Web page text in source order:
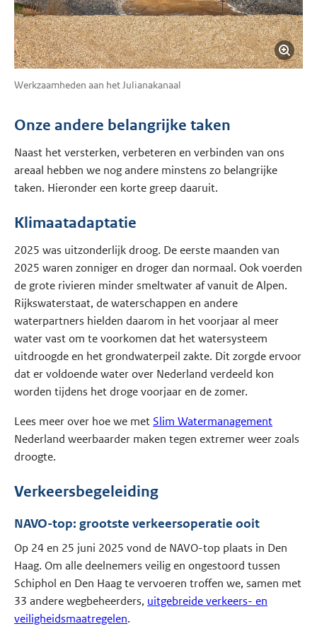
Werkzaamheden aan het Julianakanaal
Onze andere belangrijke taken
Naast het versterken, verbeteren en verbinden van ons
areaal hebben we nog andere minstens zo belangrijke
taken. Hieronder een korte greep daaruit.
Klimaatadaptatie
2025 was uitzonderlijk droog. De eerste maanden van
2025 waren zonniger en droger dan normaal. Ook voerden
de grote rivieren minder smeltwater af vanuit de Alpen.
Rijkswaterstaat, de waterschappen en andere
waterpartners hielden daarom in het voorjaar al meer
water vast om te voorkomen dat het watersysteem
uitdroogde en het grondwaterpeil zakte. Dit zorgde ervoor
dat er voldoende water over Nederland verdeeld kon
worden tijdens het droge voorjaar en de zomer.
Lees meer over hoe we met Slim Watermanagement
Nederland weerbaarder maken tegen extremer weer zoals
droogte.
Verkeersbegeleiding
NAVO-top: grootste verkeersoperatie ooit
Op 24 en 25 juni 2025 vond de NAVO-top plaats in Den
Haag. Om alle deelnemers veilig en ongestoord tussen
Schiphol en Den Haag te vervoeren troffen we, samen met
33 andere wegbeheerders, uitgebreide verkeers- en
veiligheidsmaatregelen.